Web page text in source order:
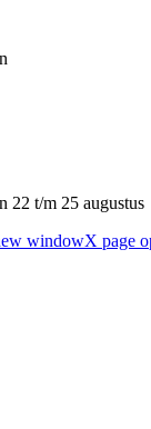
22 t/m 25 augustus
windowX page